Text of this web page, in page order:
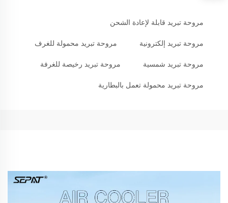
مروحة تبريد قابلة لإعادة الشحن
مروحة تبريد إلكترونية مروحة تبريد محمولة للغرف
مروحة تبريد شمسية مروحة تبريد رخيصة للغرفة
مروحة تبريد محمولة تعمل بالبطارية